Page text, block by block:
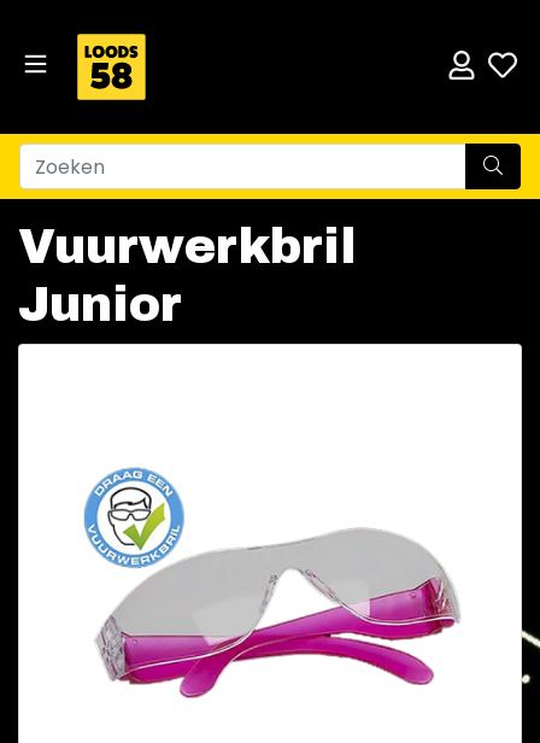
Vuurwerkbril
Junior